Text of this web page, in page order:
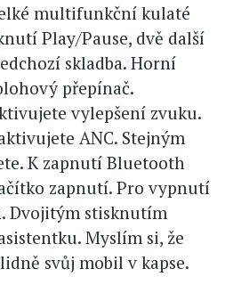
multifunkční kulaté
Play/Pause, dvě další
skladba. Horní
přepínač.
vylepšení zvuku.
ANC. Stejným
K zapnutí Bluetooth
zapnutí. Pro vypnutí
Dvojitým stisknutím
Myslím si, že
svůj mobil v kapse.